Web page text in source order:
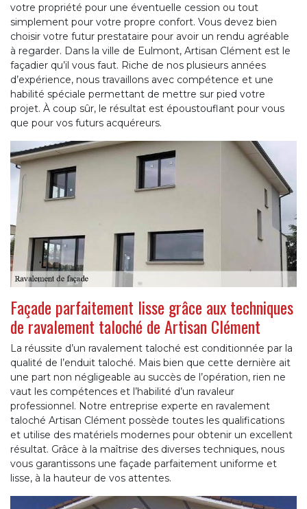
votre propriété pour une éventuelle cession ou tout
simplement pour votre propre confort. Vous devez bien
choisir votre futur prestataire pour avoir un rendu agréable
à regarder. Dans la ville de Eulmont, Artisan Clément est le
façadier qu’il vous faut. Riche de nos plusieurs années
d’expérience, nous travaillons avec compétence et une
habilité spéciale permettant de mettre sur pied votre
projet. À coup sûr, le résultat est époustouflant pour vous
que pour vos futurs acquéreurs.
Façade parfaitement lisse grâce aux techniques
de ravalement taloché de Artisan Clément
La réussite d’un ravalement taloché est conditionnée par la
qualité de l’enduit taloché. Mais bien que cette dernière ait
une part non négligeable au succès de l’opération, rien ne
vaut les compétences et l’habilité d’un ravaleur
professionnel. Notre entreprise experte en ravalement
taloché Artisan Clément possède toutes les qualifications
et utilise des matériels modernes pour obtenir un excellent
résultat. Grâce à la maîtrise des diverses techniques, nous
vous garantissons une façade parfaitement uniforme et
lisse, à la hauteur de vos attentes.